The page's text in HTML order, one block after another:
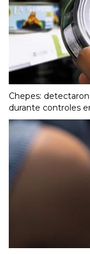
Chepes:
durante controles